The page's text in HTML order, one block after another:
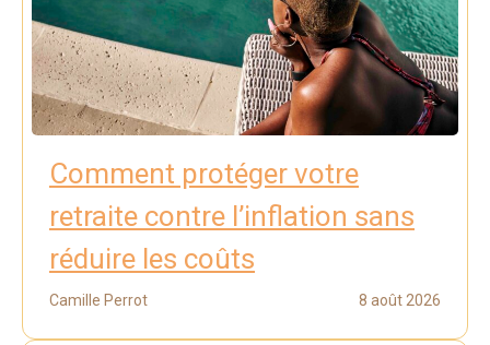
Comment protéger votre
retraite contre l’inflation sans
réduire les coûts
Camille Perrot 8 août 2026